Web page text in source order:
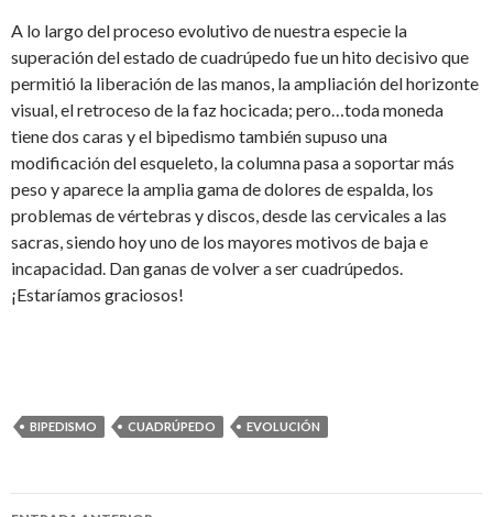
A lo largo del proceso evolutivo de nuestra especie la
superación del estado de cuadrúpedo fue un hito decisivo que
permitió la liberación de las manos, la ampliación del horizonte
visual, el retroceso de la faz hocicada; pero…toda moneda
tiene dos caras y el bipedismo también supuso una
modificación del esqueleto, la columna pasa a soportar más
peso y aparece la amplia gama de dolores de espalda, los
problemas de vértebras y discos, desde las cervicales a las
sacras, siendo hoy uno de los mayores motivos de baja e
incapacidad. Dan ganas de volver a ser cuadrúpedos.
¡Estaríamos graciosos!
BIPEDISMO CUADRÚPEDO EVOLUCIÓN